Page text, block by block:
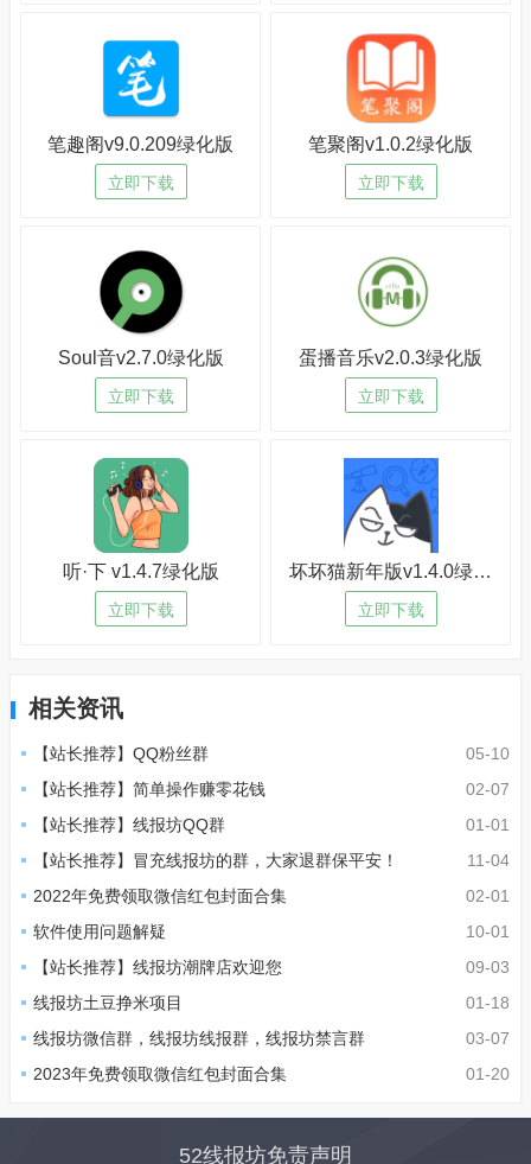
笔趣阁v9.0.209绿化版
立即下载
笔聚阁v1.0.2绿化版
立即下载
Soul音v2.7.0绿化版
立即下载
蛋播音乐v2.0.3绿化版
立即下载
听·下 v1.4.7绿化版
立即下载
坏坏猫新年版v1.4.0绿化版
立即下载
相关资讯
05-10
【站长推荐】QQ粉丝群
02-07
【站长推荐】简单操作赚零花钱
01-01
【站长推荐】线报坊QQ群
11-04
【站长推荐】冒充线报坊的群，大家退群保平安！
02-01
2022年免费领取微信红包封面合集
10-01
软件使用问题解疑
09-03
【站长推荐】线报坊潮牌店欢迎您
01-18
线报坊土豆挣米项目
03-07
线报坊微信群，线报坊线报群，线报坊禁言群
01-20
2023年免费领取微信红包封面合集
52线报坊免责声明